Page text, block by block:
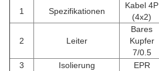
1
Spezifikationen
Kabel 4P
(4x2)
2 Leiter
Bares
Kupfer
7/0.5
3
Isolierung EPR